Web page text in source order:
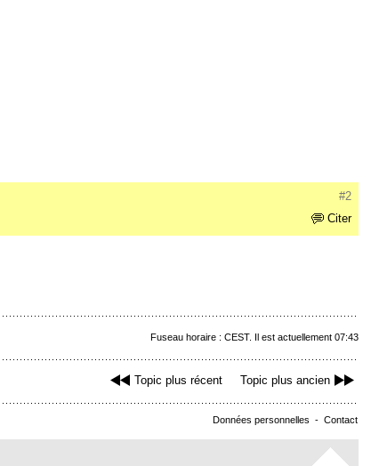
#2
Citer
Fuseau horaire : CEST. Il est actuellement 07:43
Topic plus récent Topic plus ancien
Données personnelles - Contact